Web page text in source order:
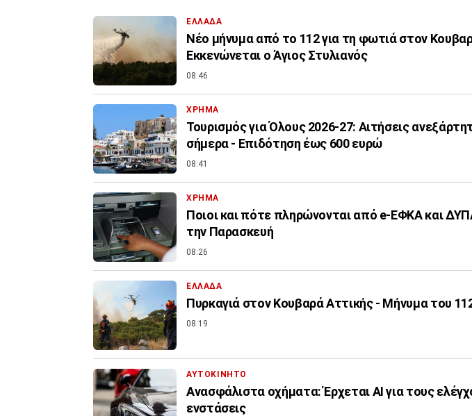
ΕΛΛΑΔΑ
Νέο μήνυμα από το 112 για τη φωτιά στον
Εκκενώνεται ο Άγιος Στυλιανός
08:46
ΧΡΗΜΑ
Τουρισμός για Όλους 2026-27: Αιτήσεις
σήμερα - Επιδότηση έως 600 ευρώ
08:41
ΧΡΗΜΑ
Ποιοι και πότε πληρώνονται από e-ΕΦΚΑ και
την Παρασκευή
08:26
ΕΛΛΑΔΑ
Πυρκαγιά στον Κουβαρά Αττικής - Μήνυμα του
08:19
ΑΥΤΟΚΙΝΗΤΟ
Ανασφάλιστα οχήματα: Έρχεται ΑΙ για τους
ενστάσεις